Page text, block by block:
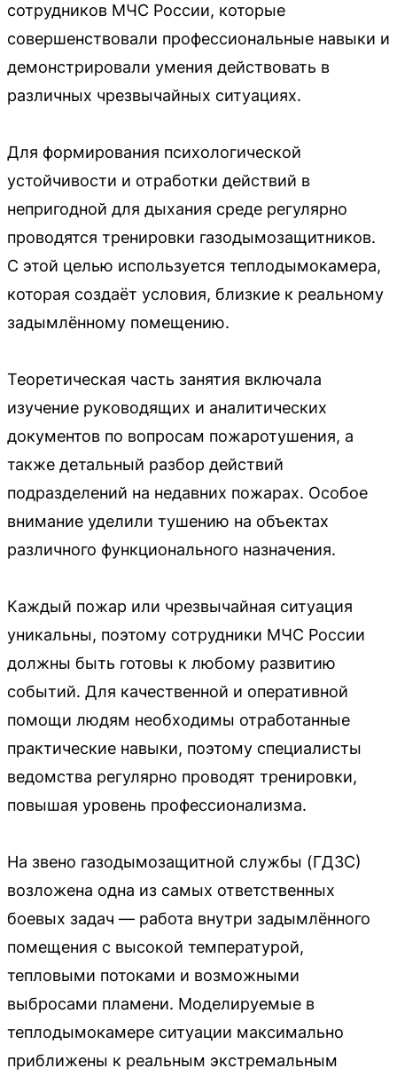
сотрудников МЧС России, которые
совершенствовали профессиональные навыки и
демонстрировали умения действовать в
различных чрезвычайных ситуациях.
Для формирования психологической
устойчивости и отработки действий в
непригодной для дыхания среде регулярно
проводятся тренировки газодымозащитников.
С этой целью используется теплодымокамера,
которая создаёт условия, близкие к реальному
задымлённому помещению.
Теоретическая часть занятия включала
изучение руководящих и аналитических
документов по вопросам пожаротушения, а
также детальный разбор действий
подразделений на недавних пожарах. Особое
внимание уделили тушению на объектах
различного функционального назначения.
Каждый пожар или чрезвычайная ситуация
уникальны, поэтому сотрудники МЧС России
должны быть готовы к любому развитию
событий. Для качественной и оперативной
помощи людям необходимы отработанные
практические навыки, поэтому специалисты
ведомства регулярно проводят тренировки,
повышая уровень профессионализма.
На звено газодымозащитной службы (ГДЗС)
возложена одна из самых ответственных
боевых задач — работа внутри задымлённого
помещения с высокой температурой,
тепловыми потоками и возможными
выбросами пламени. Моделируемые в
теплодымокамере ситуации максимально
приближены к реальным экстремальным